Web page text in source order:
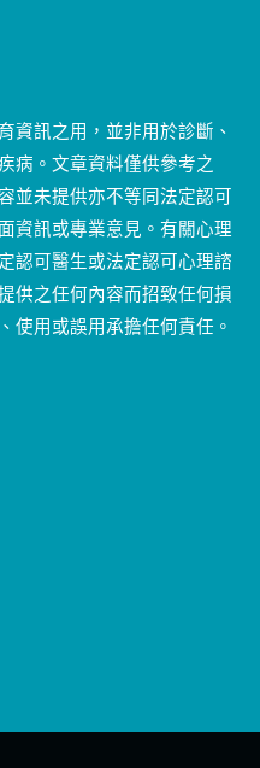
資訊之用，並非用於診斷、
病。文章資料僅供參考之
並未提供亦不等同法定認可
資訊或專業意見。有關心理
認可醫生或法定認可心理諮
供之任何內容而招致任何損
使用或誤用承擔任何責任。